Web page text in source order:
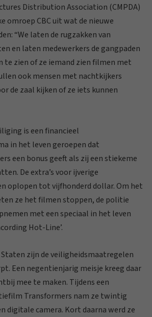
Distribution Association (CMPDA)
omroep CBC uit wat de nieuwe
“We laten de rugzakken van
en laten medewerkers de gangpaden
te zien of ze iemand zien filmen met
ook mensen met nachtkijkers
de zaal kijken of ze iets kunnen
is een financieel
in het leven geroepen dat
een bonus geeft als zij een stiekeme
De extra’s voor ijverige
oplopen tot vijfhonderd dollar. Om het
ze het filmen stoppen, de politie
met een speciaal in het leven
Hot-Line’.
Staten zijn de veiligheidsmaatregelen
Een negentienjarig meisje kreeg daar
mee te maken. Tijdens een
Transformers nam ze twintig
digitale camera. Kort daarna werd ze